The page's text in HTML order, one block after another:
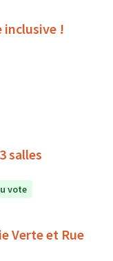
inclusive !
salles
vote
Verte et Rue